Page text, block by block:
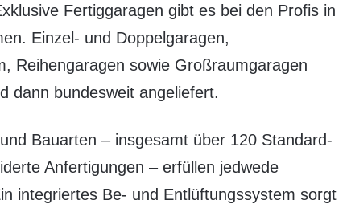
Fertiggaragen gibt es bei den Profis in
Einzel- und Doppelgaragen,
Reihengaragen sowie Großraumgaragen
dann bundesweit angeliefert.
Bauarten – insgesamt über 120 Standard-
Anfertigungen – erfüllen jedwede
integriertes Be- und Entlüftungssystem sorgt